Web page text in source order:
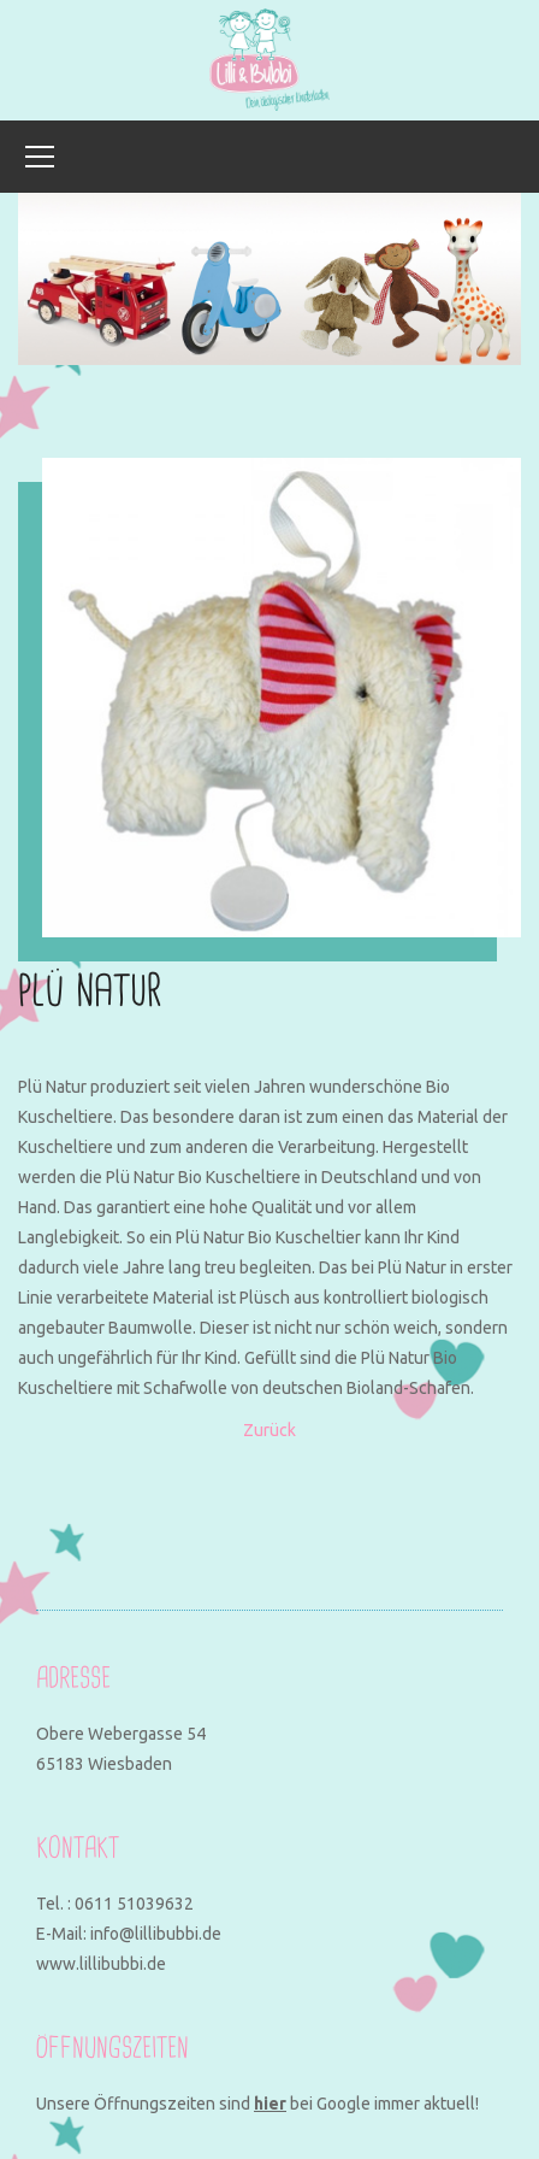
plü natur
Plü Natur produziert seit vielen Jahren wunderschöne Bio
Kuscheltiere. Das besondere daran ist zum einen das Material der
Kuscheltiere und zum anderen die Verarbeitung. Hergestellt
werden die Plü Natur Bio Kuscheltiere in Deutschland und von
Hand. Das garantiert eine hohe Qualität und vor allem
Langlebigkeit. So ein Plü Natur Bio Kuscheltier kann Ihr Kind
dadurch viele Jahre lang treu begleiten. Das bei Plü Natur in erster
Linie verarbeitete Material ist Plüsch aus kontrolliert biologisch
angebauter Baumwolle. Dieser ist nicht nur schön weich, sondern
auch ungefährlich für Ihr Kind. Gefüllt sind die Plü Natur Bio
Kuscheltiere mit Schafwolle von deutschen Bioland-Schafen.
Zurück
ADRESSE
Obere Webergasse 54
65183 Wiesbaden
KONTAKT
Tel. : 0611 51039632
E-Mail: info@lillibubbi.de
www.lillibubbi.de
ÖFFNUNGSZEITEN
Unsere Öffnungszeiten sind hier bei Google immer aktuell!